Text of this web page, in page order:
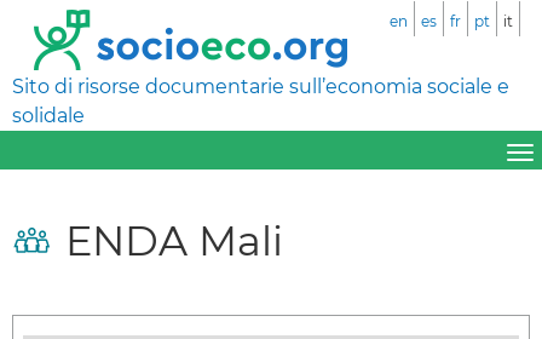
Sito di risorse documentarie sull’economia sociale e
solidale
en es fr pt it
ENDA Mali